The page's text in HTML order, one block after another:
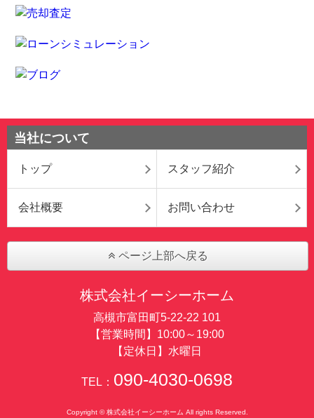
当社について
トップ スタッフ紹介
会社概要 お問い合わせ
ページ上部へ戻る
株式会社イーシーホーム
高槻市富田町5-22-22 101
【営業時間】10:00～19:00
【定休日】水曜日
TEL： 090-4030-0698
Copyright © 株式会社イーシーホーム All rights Reserved.